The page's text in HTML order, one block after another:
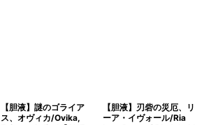
【胆液】謎のゴライア
ス、オヴィカ/Ovika,
【胆液】刃砦の災厄、リ
ーア・イヴォール/Ria